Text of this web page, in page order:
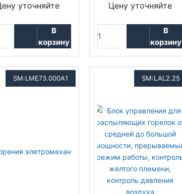
уточняйте
В
корзину
Цену уточняйте
В
корзину
SM:LME73.000A1 SM:LAL2.25